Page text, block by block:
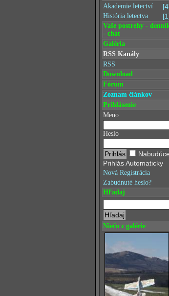
Akademie letectví
História letectva
Vaše postrehy -
- chat
Galéria
RSS Kanály
RSS
Download
Fórum
Zoznam článkov
Prihlásenie
Meno
Heslo
Nabudúce
Prihlás Automaticky
Nová Registrácia
Zabudnuté heslo?
Hľadaj
Niečo z galérie